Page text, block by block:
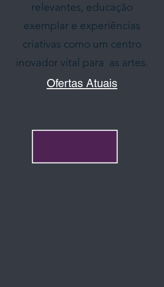
relevantes, educação
exemplar e experiências
criativas como um centro
inovador vital para as artes.
Ofertas Atuais